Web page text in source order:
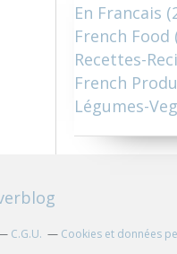
En Francais
French Food
Recettes-
French
Légumes-
C.G.U. Cookies et données